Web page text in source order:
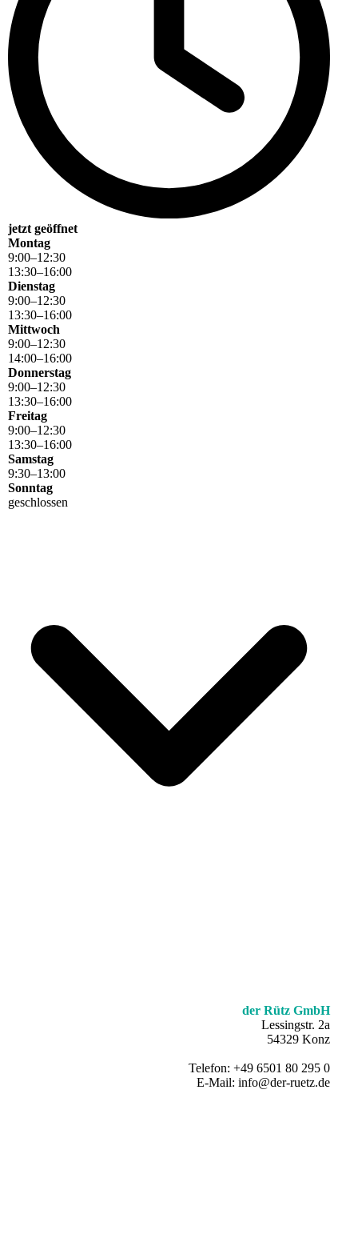
jetzt geöffnet
Montag
9:00–12:30
13:30–16:00
Dienstag
9:00–12:30
13:30–16:00
Mittwoch
9:00–12:30
14:00–16:00
Donnerstag
9:00–12:30
13:30–16:00
Freitag
9:00–12:30
13:30–16:00
Samstag
9:30–13:00
Sonntag
geschlossen
der Rütz GmbH
Lessingstr. 2a
54329 Konz
Telefon: +49 6501 80 295 0
E-Mail: info@der-ruetz.de